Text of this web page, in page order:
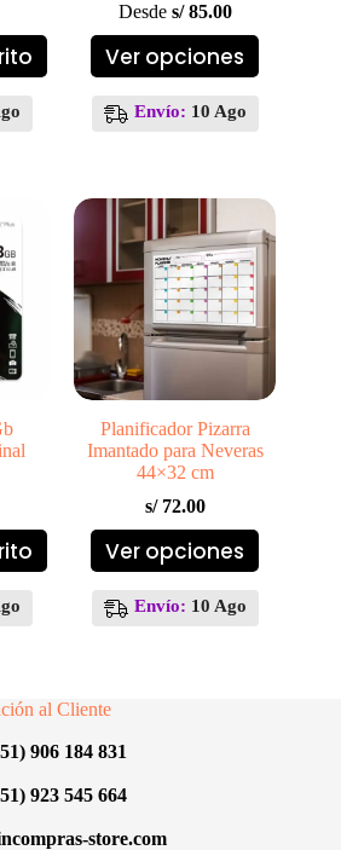
Desde s/85.00
Ver opciones
Este
producto
múltiples
se
elegir
en
la
página
de
producto
Envío: 10 Ago
Planificador Pizarra
Imantado para Neveras
44×32 cm
s/72.00
Ver opciones
Este
producto
múltiples
Envío: 10 Ago
al Cliente
906 184 831
923 545 664
store.com